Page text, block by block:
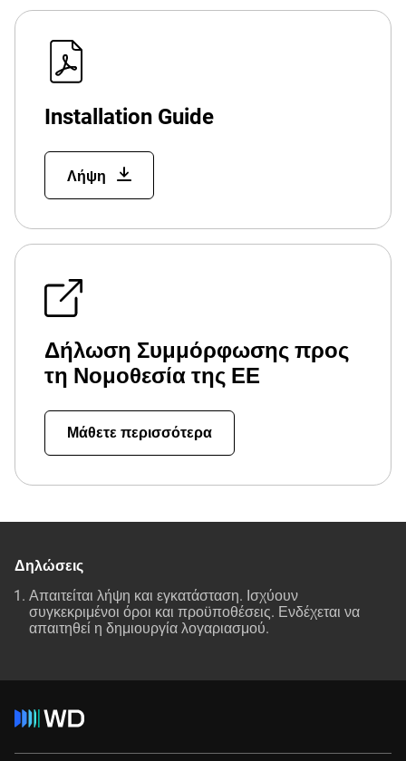
Installation Guide
Λήψη
Δήλωση Συμμόρφωσης προς
τη Νομοθεσία της ΕΕ
Μάθετε περισσότερα
Δηλώσεις
Απαιτείται λήψη και εγκατάσταση. Ισχύουν
συγκεκριμένοι όροι και προϋποθέσεις. Ενδέχεται να
απαιτηθεί η δημιουργία λογαριασμού.